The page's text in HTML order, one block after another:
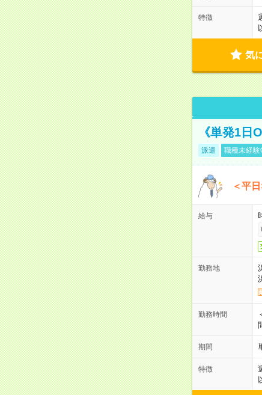
特徴
気
《単発1日
派遣 職種未経験
＜平
給与
勤務地
勤務時間
期間
特徴